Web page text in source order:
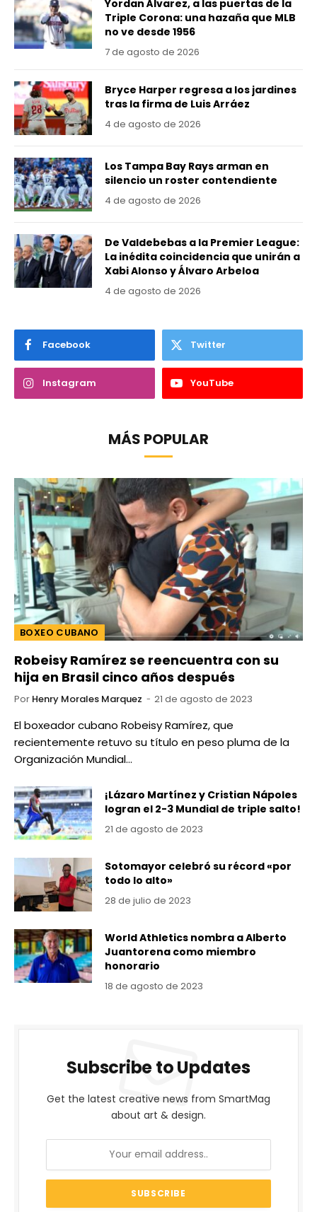
Yordan Álvarez, a las puertas de la
Triple Corona: una hazaña que MLB
no ve desde 1956
7 de agosto de 2026
Bryce Harper regresa a los jardines
tras la firma de Luis Arráez
4 de agosto de 2026
Los Tampa Bay Rays arman en
silencio un roster contendiente
4 de agosto de 2026
De Valdebebas a la Premier League:
La inédita coincidencia que unirán a
Xabi Alonso y Álvaro Arbeloa
4 de agosto de 2026
Facebook Twitter
Instagram YouTube
MÁS POPULAR
BOXEO CUBANO
Robeisy Ramírez se reencuentra con su
hija en Brasil cinco años después
Por Henry Morales Marquez 21 de agosto de 2023
El boxeador cubano Robeisy Ramírez, que
recientemente retuvo su título en peso pluma de la
Organización Mundial…
¡Lázaro Martínez y Cristian Nápoles
logran el 2-3 Mundial de triple salto!
21 de agosto de 2023
Sotomayor celebró su récord «por
todo lo alto»
28 de julio de 2023
World Athletics nombra a Alberto
Juantorena como miembro
honorario
18 de agosto de 2023
Subscribe to Updates
Get the latest creative news from SmartMag
about art & design.